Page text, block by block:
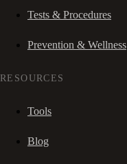
Tests & Procedures
Prevention & Wellness
RESOURCES
Tools
Blog